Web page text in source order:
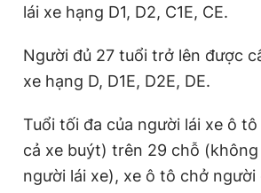
lái xe hạng D1, D2, C1E, CE.
Người đủ 27 tuổi trở lên được
xe hạng D, D1E, D2E, DE.
Tuổi tối đa của người lái xe ô
cả xe buýt) trên 29 chỗ (không
người lái xe), xe ô tô chở người